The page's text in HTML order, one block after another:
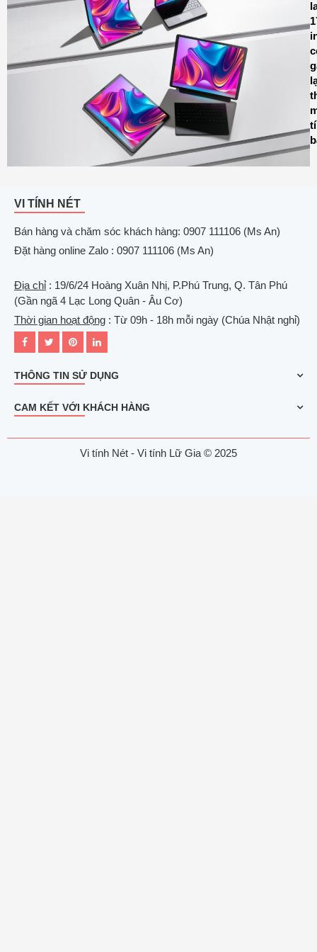
VI TÍNH NÉT
Bán hàng và chăm sóc khách hàng: 0907 111106 (Ms An)
Đặt hàng online Zalo : 0907 111106 (Ms An)
Địa chỉ: 19/6/24 Hoàng Xuân Nhị, P.Phú Trung, Q. Tân Phú
(Gần ngã 4 Lạc Long Quân - Âu Cơ)
Thời gian hoạt động : Từ 09h - 18h mỗi ngày (Chúa Nhật nghỉ)
THÔNG TIN SỬ DỤNG
CAM KẾT VỚI KHÁCH HÀNG
Vi tính Nét - Vi tính Lữ Gia © 2025